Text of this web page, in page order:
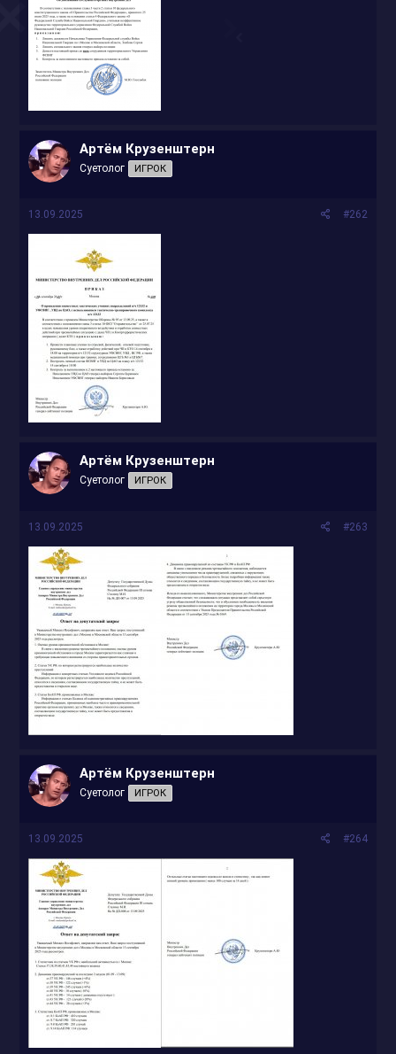
Артём Крузенштерн
Суетолог ИГРОК
13.09.2025 #262
Артём Крузенштерн
Суетолог ИГРОК
13.09.2025 #263
Артём Крузенштерн
Суетолог ИГРОК
13.09.2025 #264